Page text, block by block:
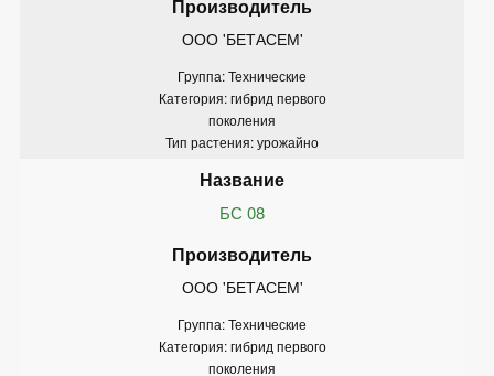
ООО 'БЕТАСЕМ'
Группа: Технические
Категория: гибрид первого
поколения
Тип растения: урожайно
БС 08
ООО 'БЕТАСЕМ'
Группа: Технические
Категория: гибрид первого
поколения